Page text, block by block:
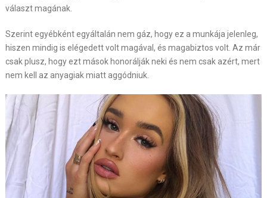
választ magának.
Szerint egyébként egyáltalán nem gáz, hogy ez a munkája jelenleg,
hiszen mindig is elégedett volt magával, és magabiztos volt. Az már
csak plusz, hogy ezt mások honorálják neki és nem csak azért, mert
nem kell az anyagiak miatt aggódniuk.